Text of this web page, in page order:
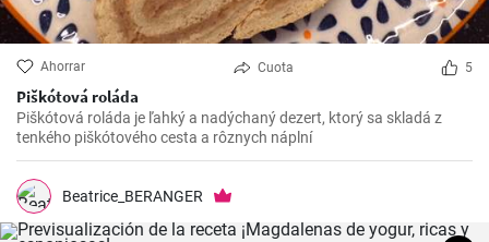
Ahorrar Cuota 5
Piškótová roláda
Piškótová roláda je ľahký a nadýchaný dezert, ktorý sa skladá z
tenkého piškótového cesta a rôznych náplní
Beatrice_BERANGER